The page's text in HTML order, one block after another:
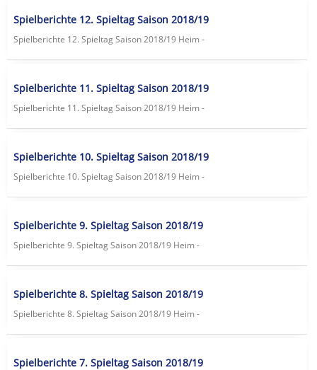
Spielberichte 12. Spieltag Saison 2018/19
Spielberichte 12. Spieltag Saison 2018/19 Heim -
Spielberichte 11. Spieltag Saison 2018/19
Spielberichte 11. Spieltag Saison 2018/19 Heim -
Spielberichte 10. Spieltag Saison 2018/19
Spielberichte 10. Spieltag Saison 2018/19 Heim -
Spielberichte 9. Spieltag Saison 2018/19
Spielberichte 9. Spieltag Saison 2018/19 Heim -
Spielberichte 8. Spieltag Saison 2018/19
Spielberichte 8. Spieltag Saison 2018/19 Heim -
Spielberichte 7. Spieltag Saison 2018/19